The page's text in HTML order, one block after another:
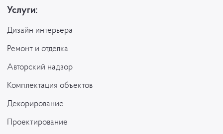
Услуги:
Дизайн интерьера
Ремонт и отделка
Авторский надзор
Комплектация объектов
Декорирование
Проектирование